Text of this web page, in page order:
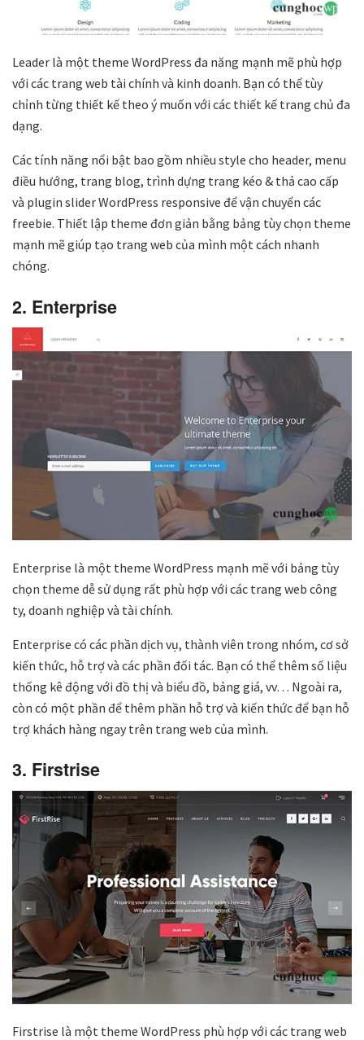
Leader là một theme WordPress đa năng mạnh mẽ phù hợp
với các trang web tài chính và kinh doanh. Bạn có thể tùy
chỉnh từng thiết kế theo ý muốn với các thiết kế trang chủ đa
dạng.
Các tính năng nổi bật bao gồm nhiều style cho header, menu
điều hướng, trang blog, trình dựng trang kéo & thả cao cấp
và plugin slider WordPress responsive để vận chuyển các
freebie. Thiết lập theme đơn giản bằng bảng tùy chọn theme
mạnh mẽ giúp tạo trang web của mình một cách nhanh
chóng.
2. Enterprise
Enterprise là một theme WordPress mạnh mẽ với bảng tùy
chọn theme dễ sử dụng rất phù hợp với các trang web công
ty, doanh nghiệp và tài chính.
Enterprise có các phần dịch vụ, thành viên trong nhóm, cơ sở
kiến ​​thức, hỗ trợ và các phần đối tác. Bạn có thể thêm số liệu
thống kê động với đồ thị và biểu đồ, bảng giá, vv… Ngoài ra,
còn có một phần để thêm phần hỗ trợ và kiến ​​thức để bạn hỗ
trợ khách hàng ngay trên trang web của mình.
3. Firstrise
Firstrise là một theme WordPress phù hợp với các trang web